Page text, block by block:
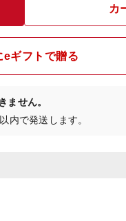
カ
eギフトで贈る
ません。
内で発送します。